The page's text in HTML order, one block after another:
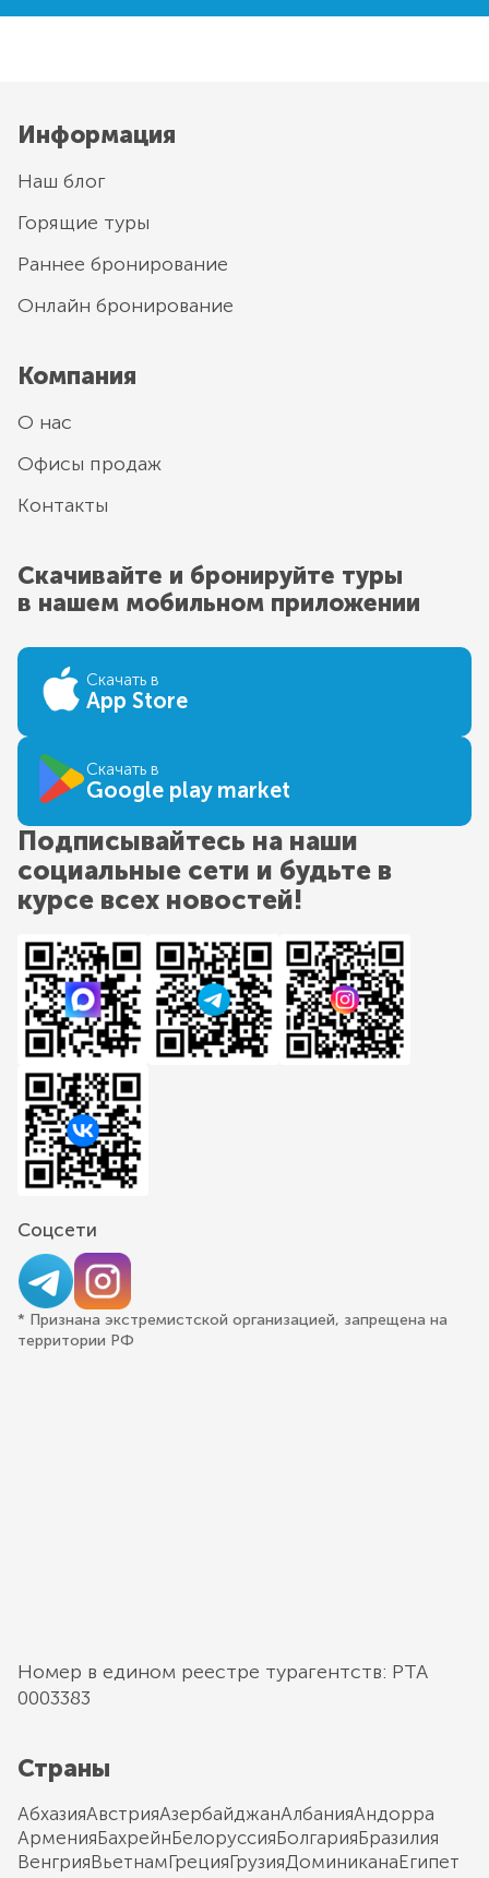
Информация
Наш блог
Горящие туры
Раннее бронирование
Онлайн бронирование
Компания
О нас
Офисы продаж
Контакты
Скачивайте и бронируйте туры
в нашем мобильном приложении
Скачать в
App Store
Скачать в
Google play market
Подписывайтесь на наши
социальные сети и будьте в
курсе всех новостей!
Соцсети
* Признана экстремистской организацией, запрещена на
территории РФ
Номер в едином реестре турагентств: РТА
0003383
Страны
АбхазияАвстрияАзербайджанАлбанияАндорра
АрменияБахрейнБелоруссияБолгарияБразилия
ВенгрияВьетнамГрецияГрузияДоминиканаЕгипет